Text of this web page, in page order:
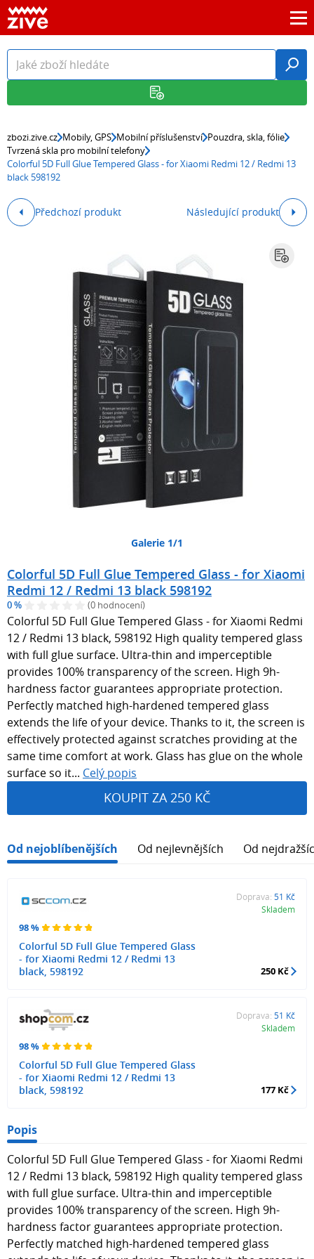
zbozi.zive.cz Mobily, GPS Mobilní příslušenství Pouzdra, skla, fólie
Tvrzená skla pro mobilní telefony
Colorful 5D Full Glue Tempered Glass - for Xiaomi Redmi 12 / Redmi 13
black 598192
Předchozí produkt Následující produkt
Galerie 1/1
Colorful 5D Full Glue Tempered Glass - for Xiaomi
Redmi 12 / Redmi 13 black 598192
0 % (0 hodnocení)
Colorful 5D Full Glue Tempered Glass - for Xiaomi Redmi
12 / Redmi 13 black, 598192 High quality tempered glass
with full glue surface. Ultra-thin and imperceptible
provides 100% transparency of the screen. High 9h-
hardness factor guarantees appropriate protection.
Perfectly matched high-hardened tempered glass
extends the life of your device. Thanks to it, the screen is
effectively protected against scratches providing at the
same time comfort at work. Glass has glue on the whole
surface so it... Celý popis
KOUPIT ZA 250 KČ
Od nejoblíbenějších Od nejlevnějších Od
98 %
Colorful 5D Full Glue Tempered Glass
- for Xiaomi Redmi 12 / Redmi 13
black, 598192
Doprava: 51 Kč
Skladem
250 Kč
98 %
Colorful 5D Full Glue Tempered Glass
- for Xiaomi Redmi 12 / Redmi 13
black, 598192
Doprava: 51 Kč
Skladem
177 Kč
Popis
Colorful 5D Full Glue Tempered Glass - for Xiaomi Redmi
12 / Redmi 13 black, 598192 High quality tempered glass
with full glue surface. Ultra-thin and imperceptible
provides 100% transparency of the screen. High 9h-
hardness factor guarantees appropriate protection.
Perfectly matched high-hardened tempered glass